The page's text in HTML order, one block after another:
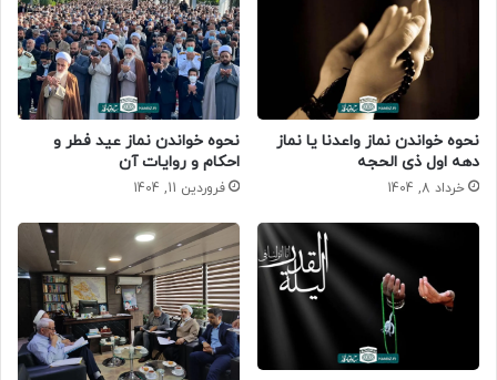
نحوه خواندن نماز واعدنا یا نماز
دهه اول ذی الحجه
خرداد 8, 1404
نحوه خواندن نماز عید فطر و
احکام و روایات آن
فروردین 11, 1404